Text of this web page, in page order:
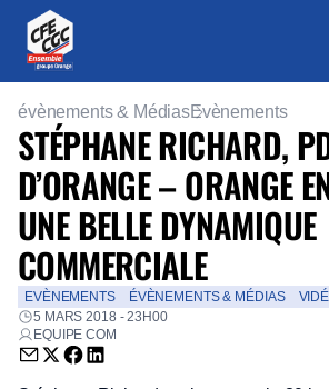
évènements & MédiasEvènements
STÉPHANE RICHARD,
D’ORANGE – ORANGE
UNE BELLE DYNAMIQUE
COMMERCIALE
EVÈNEMENTS ÉVÈNEMENTS & MÉDIAS
5 MARS 2018 - 23H00
EQUIPE COM
Envoyer par email (nouvelle fenêtre)
Partager sur Twitter (nouvelle
Partager sur Facebook (nouvelle
Partager sur LinkedIn